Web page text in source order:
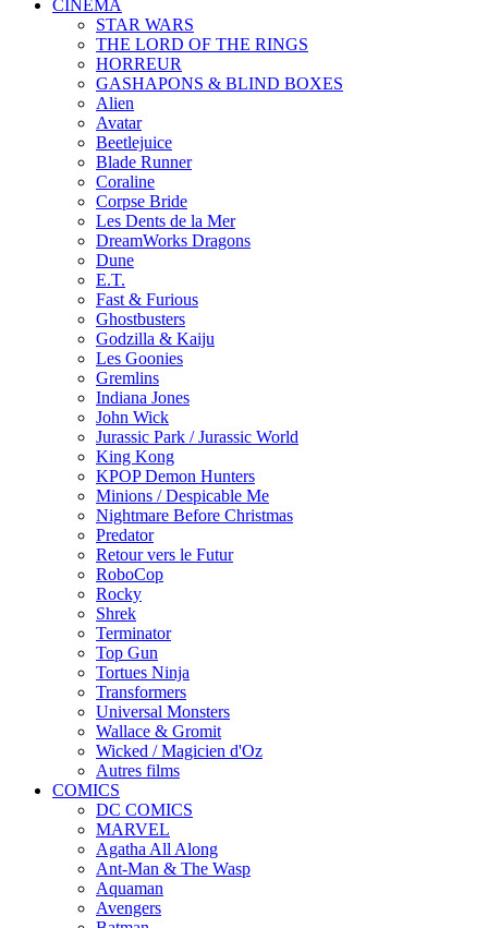
CINÉMA
STAR WARS
THE LORD OF THE RINGS
HORREUR
GASHAPONS & BLIND BOXES
Alien
Avatar
Beetlejuice
Blade Runner
Coraline
Corpse Bride
Les Dents de la Mer
DreamWorks Dragons
Dune
E.T.
Fast & Furious
Ghostbusters
Godzilla & Kaiju
Les Goonies
Gremlins
Indiana Jones
John Wick
Jurassic Park / Jurassic World
King Kong
KPOP Demon Hunters
Minions / Despicable Me
Nightmare Before Christmas
Predator
Retour vers le Futur
RoboCop
Rocky
Shrek
Terminator
Top Gun
Tortues Ninja
Transformers
Universal Monsters
Wallace & Gromit
Wicked / Magicien d'Oz
Autres films
COMICS
DC COMICS
MARVEL
Agatha All Along
Ant-Man & The Wasp
Aquaman
Avengers